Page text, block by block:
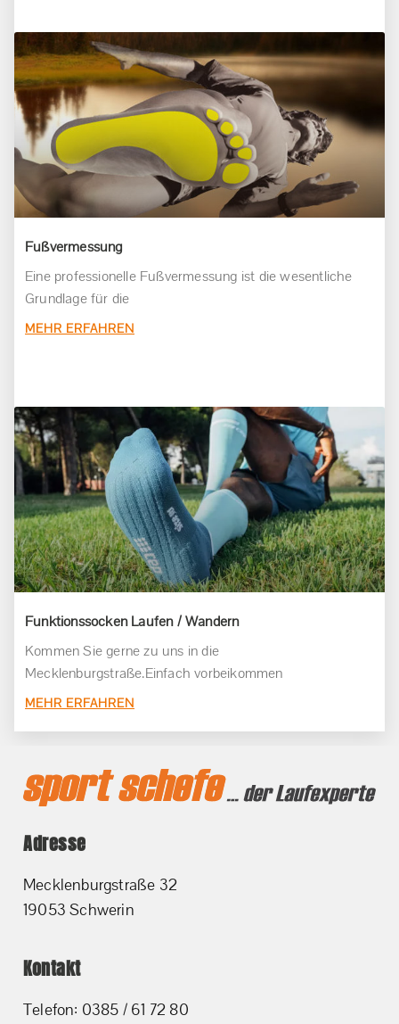
Fußvermessung
Eine professionelle Fußvermessung ist die wesentliche
Grundlage für die
MEHR ERFAHREN
Funktionssocken Laufen / Wandern
Kommen Sie gerne zu uns in die
Mecklenburgstraße.Einfach vorbeikommen
MEHR ERFAHREN
Adresse
Mecklenburgstraße 32
19053 Schwerin
Kontakt
Telefon: 0385 / 61 72 80